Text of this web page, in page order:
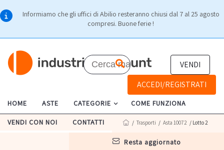
Informiamo che gli uffici di Abilio resteranno chiusi dal 7 al 25 agosto
compresi. Buone ferie !
VENDI
ACCEDI/REGISTRATI
HOME ASTE CATEGORIE COME FUNZIONA
VENDI CON NOI CONTATTI
resta aggiornato
/ Trasporti / Asta 10072 / Lotto 2